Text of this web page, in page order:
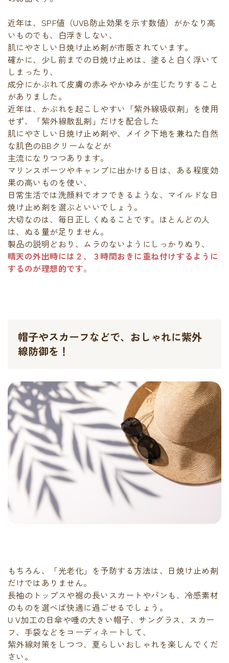
近年は、SPF値（UVB防止効果を示す数値）がかなり高
いものでも、白浮きしない、
肌にやさしい日焼け止め剤が市販されています。
確かに、少し前までの日焼け止めは、塗ると白く浮いて
しまったり、
成分にかぶれて皮膚の赤みやかゆみが生じたりすること
がありました。
近年は、かぶれを起こしやすい「紫外線吸収剤」を使用
せず、「紫外線散乱剤」だけを配合した
肌にやさしい日焼け止め剤や、メイク下地を兼ねた自然
な肌色のBBクリームなどが
主流になりつつあります。
マリンスポーツやキャンプに出かける日は、ある程度効
果の高いものを使い、
日常生活では洗顔料でオフできるような、マイルドな日
焼け止め剤を選ぶといいでしょう。
大切なのは、毎日正しくぬることです。ほとんどの人
は、ぬる量が足りません。
製品の説明どおり、ムラのないようにしっかりぬり、
晴天の外出時には２、３時間おきに重ね付けするように
するのが理想的です。
帽子やスカーフなどで、おしゃれに紫外
線防御を！
もちろん、「光老化」を予防する方法は、日焼け止め剤
だけではありません。
長袖のトップスや裾の長いスカートやパンも、冷感素材
のものを選べば快適に過ごせるでしょう。
U V加工の日傘や唾の大きい帽子、サングラス、スカー
フ、手袋などをコーディネートして、
紫外線対策をしつつ、夏らしいおしゃれを楽しんでくだ
さい。